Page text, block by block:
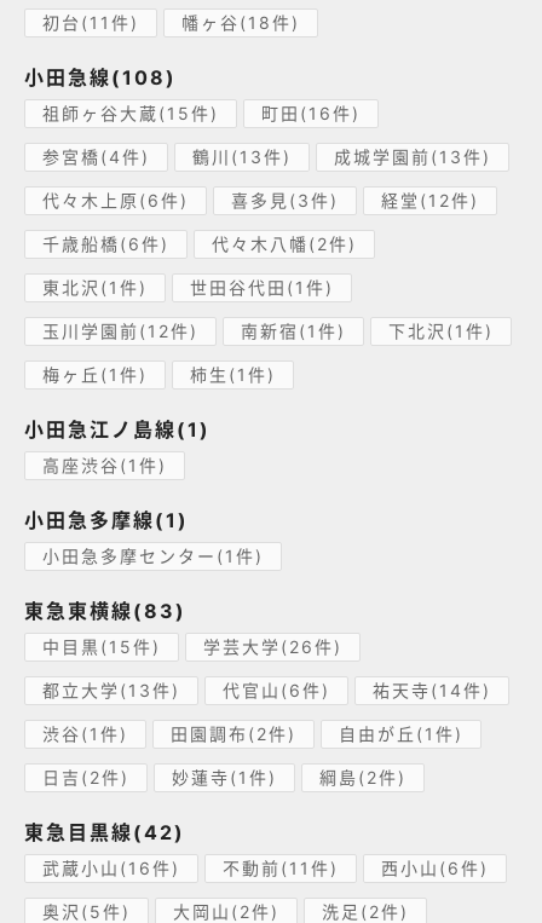
初台(11件) 幡ヶ谷(18件)
小田急線(108)
祖師ヶ谷大蔵(15件) 町田(16件)
参宮橋(4件) 鶴川(13件) 成城学園前(13件)
代々木上原(6件) 喜多見(3件) 経堂(12件)
千歳船橋(6件) 代々木八幡(2件)
東北沢(1件) 世田谷代田(1件)
玉川学園前(12件) 南新宿(1件) 下北沢(1件)
梅ヶ丘(1件) 柿生(1件)
小田急江ノ島線(1)
高座渋谷(1件)
小田急多摩線(1)
小田急多摩センター(1件)
東急東横線(83)
中目黒(15件) 学芸大学(26件)
都立大学(13件) 代官山(6件) 祐天寺(14件)
渋谷(1件) 田園調布(2件) 自由が丘(1件)
日吉(2件) 妙蓮寺(1件) 綱島(2件)
東急目黒線(42)
武蔵小山(16件) 不動前(11件) 西小山(6件)
奥沢(5件) 大岡山(2件) 洗足(2件)